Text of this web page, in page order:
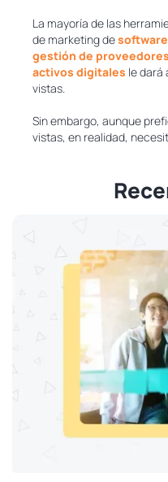
La mayoría de las
de marketing de
gestión de proveedores
activos digitales le dará
vistas.
Sin embargo, aunque
vistas, en realidad,